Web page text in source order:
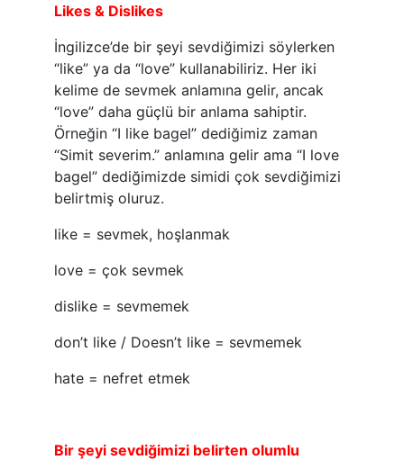
Likes & Dislikes
İngilizce’de bir şeyi sevdiğimizi söylerken
“like” ya da “love” kullanabiliriz. Her iki
kelime de sevmek anlamına gelir, ancak
“love” daha güçlü bir anlama sahiptir.
Örneğin “I like bagel” dediğimiz zaman
“Simit severim.” anlamına gelir ama “I love
bagel” dediğimizde simidi çok sevdiğimizi
belirtmiş oluruz.
like = sevmek, hoşlanmak
love = çok sevmek
dislike = sevmemek
don’t like / Doesn’t like = sevmemek
hate = nefret etmek
Bir şeyi sevdiğimizi belirten olumlu